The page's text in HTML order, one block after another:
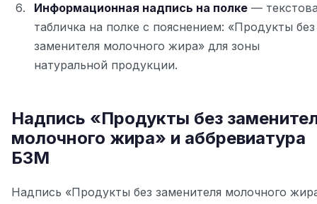
Информационная надпись на полке —
табличка на полке с пояснением: «Продукты без
заменителя молочного жира» для зоны
натуральной продукции.
Надпись «Продукты без
молочного жира» и аббревиатура
БЗМ
Надпись «Продукты без заменителя молочного